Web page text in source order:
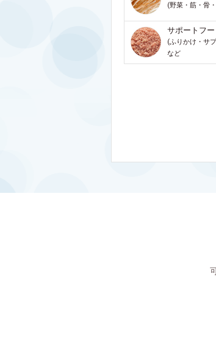
(野菜・筋・骨
サポートフー
(ふりかけ・サ
など